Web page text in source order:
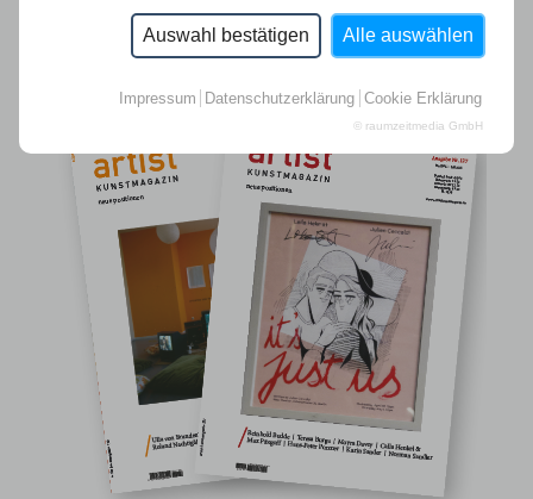
Auswahl bestätigen Alle auswählen
Impressum Datenschutzerklärung Cookie Erklärung
© raumzeitmedia GmbH